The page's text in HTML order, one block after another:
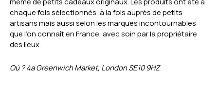
chaque fois sélectionnés, à la fois auprès de petits
artisans mais aussi selon les marques incontournables
que l’on connaît en France, avec soin par la propriétaire
des lieux.
Où ? 4a Greenwich Market, London SE10 9HZ